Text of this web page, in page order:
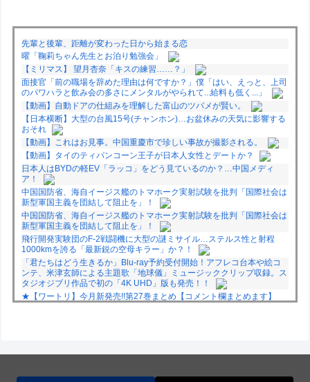
先輩と後輩、距離が変わった日から始まる恋
曜「鞠莉ちゃん先生とお泊り勉強会」
【ミリマス】 望月杏奈「キスの練習……？」
面接官「前の職場を辞めた理由は何ですか？」僕「はい、えっと、上司
のパワハラと飲み会の多さにメンタルがやられて...給料も低く...」
【動画】自動ドアの仕組みを理解した富山のツバメが賢い。
【日本横断】大型の台風15号(チャンホン)…お盆休みの天気に影響する
おそれ
【動画】これはお見事。中国重慶市で珍しい事故が撮影される。
【動画】タイのティパンコーン王子が日本人女性とデートか？
日本人はBYDの軽EV「ラッコ」をどう見ているのか？…中国メディ
ア！
中国国防省、海自イージス艦のトマホーク実射試験を批判「国際社会は
新型軍国主義を団結して阻止を」！
中国国防省、海自イージス艦のトマホーク実射試験を批判「国際社会は
新型軍国主義を団結して阻止を」！
飛行開発実験団のF-2戦闘機に大型の謎ミサイル…ステルス性と射程
1000kmを誇る「最新鋭の空母キラー」か？！
「君たちはどう生きるか」Blu-ray予約受付開始！アフレコ台本や絵コ
ンテ、米津玄師による主題歌「地球儀」ミュージッククリップ収録。ス
タジオジブリ作品で初の「4K UHD」版も発売！！
★【ワートリ】今月新発売!!第27巻まとめ【コメント欄まとめます】